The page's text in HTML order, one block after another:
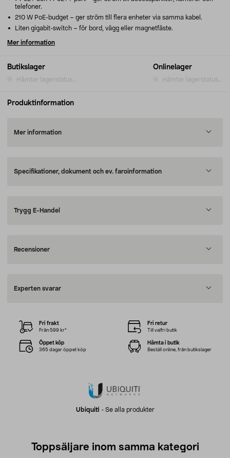
Butikslager
Hämtar lagerstatus...
Onlinelager
Hämtar lagerstatus...
telefoner.
210 W PoE-budget – ger ström till flera enheter via samma kabel.
Liten gigabit-switch – för bord, vägg eller magnetfäste.
Mer information
Produktinformation
Mer information
Specifikationer, dokument och ev. faroinformation
Trygg E-Handel
Recensioner
Experten svarar
Ubiquiti - Se alla produkter
Fri frakt
Från 599 kr*
Fri retur
Till valfri butik
Öppet köp
365 dagar öppet köp
Hämta i butik
Beställ online, från butikslager
Toppsäljare inom samma kategori